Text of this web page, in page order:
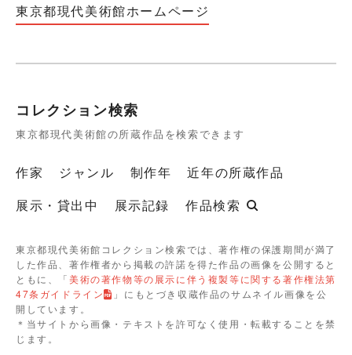
東京都現代美術館ホームページ
コレクション検索
東京都現代美術館の所蔵作品を検索できます
作家 ジャンル 制作年
近年の所蔵作品
展示・貸出中
展示記録 作品検索
東京都現代美術館コレクション検索では、著作権の保護期間が満了
した作品、著作権者から掲載の許諾を得た作品の画像を公開すると
ともに、「美術の著作物等の展示に伴う複製等に関する著作権法第
47条ガイドライン
」にもとづき収蔵作品のサムネイル画像を公
開しています。
＊当サイトから画像・テキストを許可なく使用・転載することを禁
じます。